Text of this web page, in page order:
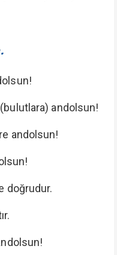
andolsun!
andolsun!
doğrudur.